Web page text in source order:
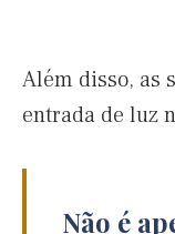
Além disso, as
entrada de luz
Não é